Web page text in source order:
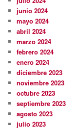
junio 2024
mayo 2024
abril 2024
marzo 2024
febrero 2024
enero 2024
diciembre 2023
noviembre 2023
octubre 2023
septiembre 2023
agosto 2023
julio 2023